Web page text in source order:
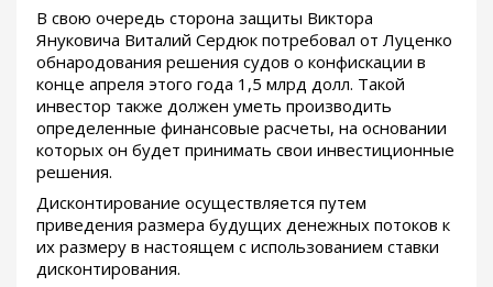
В свою очередь сторона защиты Виктора
Януковича Виталий Сердюк потребовал от Луценко
обнародования решения судов о конфискации в
конце апреля этого года 1,5 млрд долл. Такой
инвестор также должен уметь производить
определенные финансовые расчеты, на основании
которых он будет принимать свои инвестиционные
решения.
Дисконтирование осуществляется путем
приведения размера будущих денежных потоков к
их размеру в настоящем с использованием ставки
дисконтирования.